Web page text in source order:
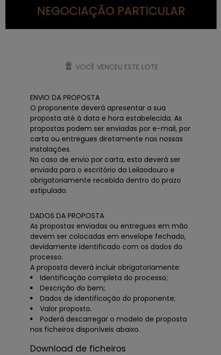
NEGOCIAÇÃO PARTICULAR
VOCÊ VENCEU ESTE LOTE
ENVIO DA PROPOSTA
O proponente deverá apresentar a sua
proposta até à data e hora estabelecida. As
propostas podem ser enviadas por e-mail, por
carta ou entregues diretamente nas nossas
instalações.
No caso de envio por carta, esta deverá ser
enviada para o escritório da Leilaodouro e
obrigatoriamente recebida dentro do prazo
estipulado.
DADOS DA PROPOSTA
As propostas enviadas ou entregues em mão
devem ser colocadas em envelope fechado,
devidamente identificado com os dados do
processo.
A proposta deverá incluir obrigatoriamente:
Identificação completa do processo;
Descrição do bem;
Dados de identificação do proponente;
Valor proposto.
Poderá descarregar o modelo de proposta
nos ficheiros disponíveis abaixo.
Download de ficheiros